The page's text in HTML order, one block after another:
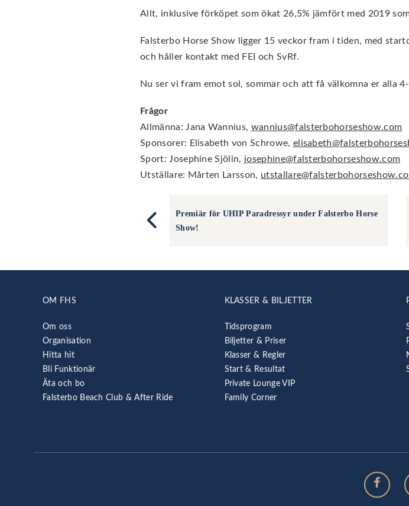
Allt, inklusive förköpet som ökat 26,5% jämfört med 2019
Falsterbo Horse Show ligger 15 veckor fram i tiden, med
och håller kontakt med FEI och SvRf.
Nu ser vi fram emot sol, sommar och att få välkomna er alla
Frågor
Allmänna: Jana Wannius, wannius@falsterbohorseshow.com
Sponsorer: Elisabeth von Schrowe,
Sport: Josephine Sjölin, josephine@falsterbohorseshow.com
Utställare: Mårten Larsson,
Premiär för UHIP Paradressyr under Falsterbo Horse
Show!
OM FHS
Om oss
Organisation
Hitta hit
Bli Funktionär
Äta och bo
Falsterbo Beach Club & After Ride
KLASSER & BILJETTER
Tidsprogram
Biljetter & Priser
Klasser & Regler
Start & Resultat
Private Lounge VIP
Family Corner